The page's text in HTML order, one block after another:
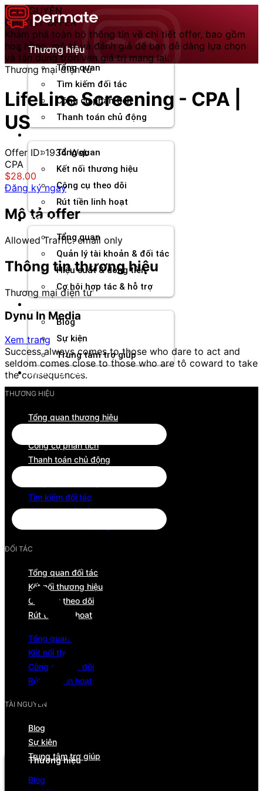
Chuyển
đến
nội
dungThương hiệu
Tổng quan
Tìm kiếm đối tác
Công cụ phân tích
Thanh toán chủ động
Tổng quan
Kết nối thương hiệu
Công cụ theo dõi
Rút tiền linh hoạt
Agency
Tổng quan
Quản lý tài khoản & đối tác
Hiệu suất & dòng tiền
Cơ hội hợp tác & hỗ trợ
Blog
Sự kiện
Trung tâm trợ giúp
Chương Trình Creator
Thương hiệu
TÀI NGUYÊN
CHI TIẾT OFFER
Khám phá toàn bộ thông tin về chi tiết offer, bao gồm
hoa hồng, mô tả và đánh giá để bạn dễ dàng lựa chọn
và tận dụng trọn vẹn giá trị mang lại.
Thương mại điện tử
LifeLine Screening - CPA |
US
Offer ID: 1934 Web
CPA
$28.00
Đăng ký ngay
Mô tả offer
Allowed Traffic: email only
Thông tin thương hiệu
Thương mại điện tử
Dynu In Media
Xem trang
Success always comes to those who dare to act and
seldom comes close to those who are tô coward to take
the consequences.
THƯƠNG HIỆU
Tổng quan thương hiệu
Công cụ phân tích
Thanh toán chủ động
Tìm kiếm đối tác
Công cụ phân tích
ĐỐI TÁC
Tổng quan đối tác
Kết nối thương hiệu
Công cụ theo dõi
Rút tiền linh hoạt
Tổng quan đối tác
Kết nối thương hiệu
Công cụ theo dõi
Rút tiền linh hoạt
TÀI NGUYÊN
Blog
Sự kiện
Trung tâm trợ giúp
Blog